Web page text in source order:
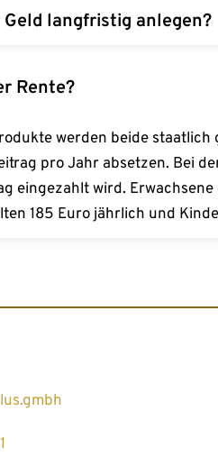
minimieren.
Perspektive zu haben.
Rente?
werden beide
pro Jahr absetzen. Bei
eingezahlt wird.
185 Euro jährlich und